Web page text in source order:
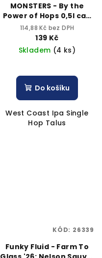
MONSTERS - By the
Power of Hops 0,5l can
6,5% alc.
114,88 Kč bez DPH
139 Kč
Skladem (4 ks)
Do košíku
West Coast Ipa Single
Hop Talus
Funky Fluid - Farm To
KÓD: 26339